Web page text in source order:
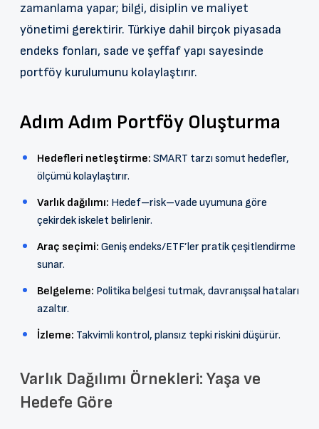
zamanlama yapar; bilgi, disiplin ve maliyet
yönetimi gerektirir. Türkiye dahil birçok piyasada
endeks fonları, sade ve şeffaf yapı sayesinde
portföy kurulumunu kolaylaştırır.
Adım Adım Portföy Oluşturma
Hedefleri netleştirme: SMART tarzı somut hedefler,
ölçümü kolaylaştırır.
Varlık dağılımı: Hedef–risk–vade uyumuna göre
çekirdek iskelet belirlenir.
Araç seçimi: Geniş endeks/ETF’ler pratik çeşitlendirme
sunar.
Belgeleme: Politika belgesi tutmak, davranışsal hataları
azaltır.
İzleme: Takvimli kontrol, plansız tepki riskini düşürür.
Varlık Dağılımı Örnekleri: Yaşa ve
Hedefe Göre